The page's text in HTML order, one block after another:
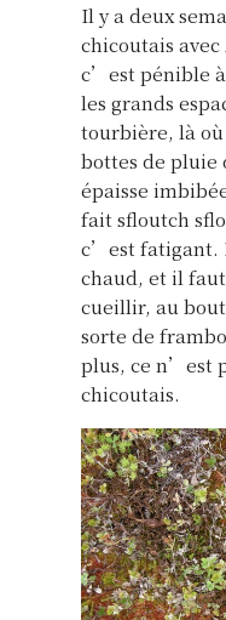
Il y a deux
chicoutais
c’est pénible
les grands
tourbière, là où
bottes de pluie
épaisse
fait sfloutch
c’est fatigant.
chaud, et il
cueillir, au
sorte de
plus, ce n’est
chicoutais.